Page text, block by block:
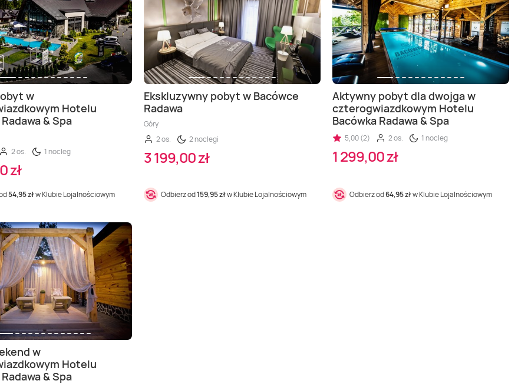
w
Hotelu
& Spa
2 os. 1 nocleg
zł
54,95 złw Klubie Lojalnościowym
Ekskluzywny pobyt w Bacówce
Radawa
Góry
2 os.
2 noclegi
3 199,00 zł
Odbierz od159,95 złw Klubie Lojalnościowym
Aktywny pobyt dla dwojga w
czterogwiazdkowym Hotelu
Bacówka Radawa & Spa
5,00 (2) 2 os. 1 nocleg
1 299,00 zł
Odbierz od64,95 złw Klubie Lojalnościowym
w
Hotelu
& Spa